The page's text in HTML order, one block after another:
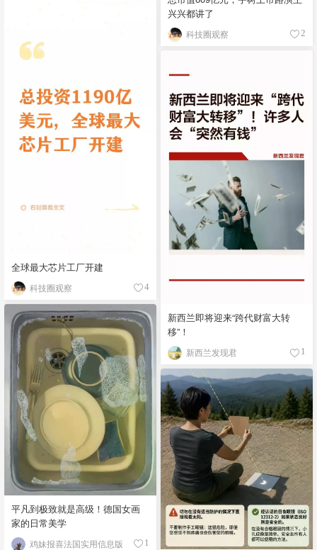
兴兴都讲了
科技圈观察 2
全球最大芯片工厂开建
科技圈观察 4
新西兰即将迎来“跨代财富大转
移”！
新西兰发现君 1
平凡到极致就是高级！德国女画
家的日常美学
鸡妹报喜法国实用信息版 1